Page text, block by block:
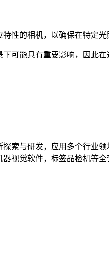
性的相机，以确保在特定光
可能具有重要影响，因此
索与研发​，应用多个行业
视觉软件，标签品检机等​全